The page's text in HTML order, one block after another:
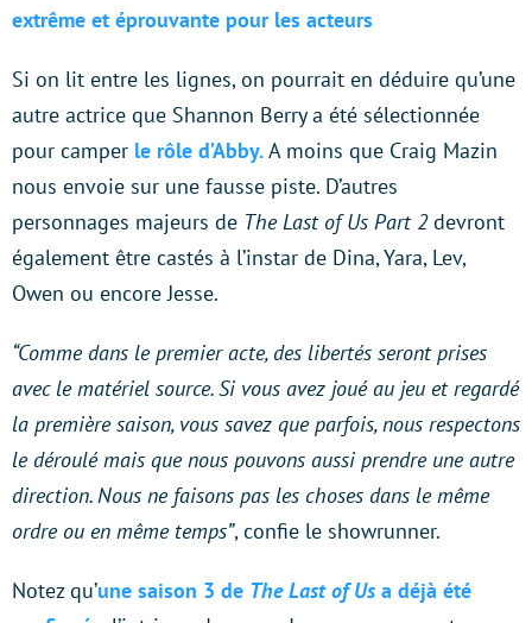
extrême et éprouvante pour les acteurs
Si on lit entre les lignes, on pourrait en déduire qu’une
autre actrice que Shannon Berry a été sélectionnée
pour camper le rôle d’Abby.A moins que Craig Mazin
nous envoie sur une fausse piste. D’autres
personnages majeurs de The Last of Us Part 2devront
également être castés à l’instar de Dina, Yara, Lev,
Owen ou encore Jesse.
“Comme dans le premier acte, des libertés seront prises
avec le matériel source. Si vous avez joué au jeu et regardé
la première saison, vous savez que parfois, nous respectons
le déroulé mais que nous pouvons aussi prendre une autre
direction. Nous ne faisons pas les choses dans le même
ordre ou en même temps”, confie le showrunner.
Notez qu’une saison 3 de The Last of Us a déjà été